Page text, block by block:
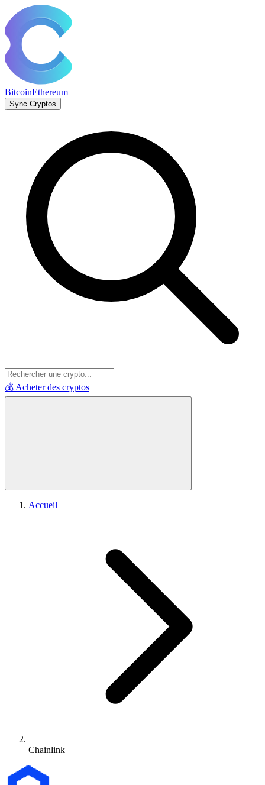
BitcoinEthereum
Sync Cryptos
💰 Acheter des cryptos
Accueil
Chainlink